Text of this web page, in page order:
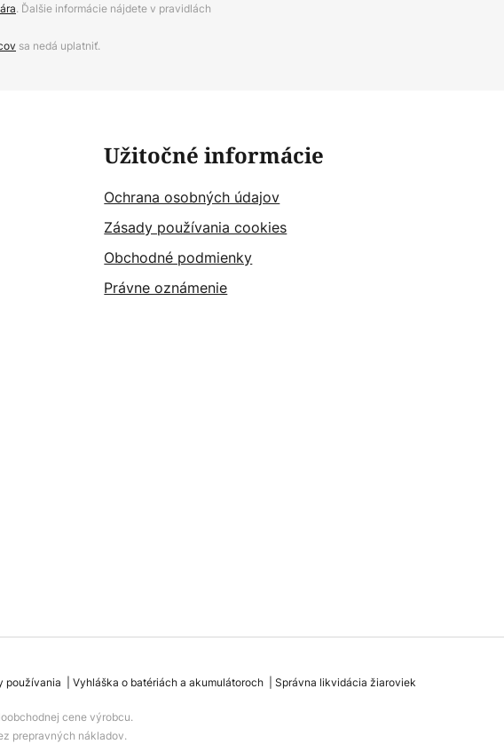
. Ďalšie informácie nájdete v pravidlách
sa nedá uplatniť.
Užitočné informácie
Ochrana osobných údajov
Zásady používania cookies
Obchodné podmienky
Právne oznámenie
používania Vyhláška o batériách a akumulátoroch Správna likvidácia žiaroviek
cene výrobcu.
prepravných nákladov.